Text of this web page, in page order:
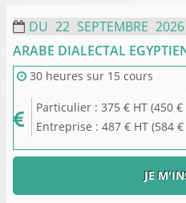
DU 22 SEPTEMBRE 2026
ARABE DIALECTAL
30 heures sur 15 cours
Particulier : 375 € HT 450 €
Entreprise : 487 € HT 584 €
JE